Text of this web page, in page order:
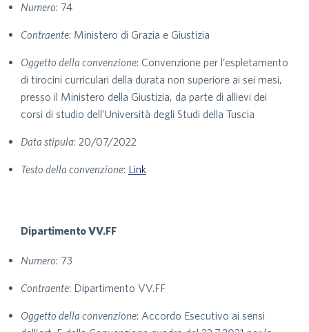
Numero: 74
Contraente: Ministero di Grazia e Giustizia
Oggetto della convenzione: Convenzione per l’espletamento
di tirocini curriculari della durata non superiore ai sei mesi,
presso il Ministero della Giustizia, da parte di allievi dei
corsi di studio dell’Università degli Studi della Tuscia
Data stipula: 20/07/2022
Testo della convenzione: Link
Dipartimento VV.FF
Numero: 73
Contraente: Dipartimento VV.FF
Oggetto della convenzione: Accordo Esecutivo ai sensi